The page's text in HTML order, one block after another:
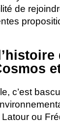
de
c’est
Latour ou